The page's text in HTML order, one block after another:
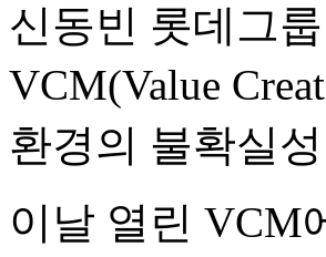
신동빈 롯데그
VCM(Value
환경의 불확실
이날 열린 VCM